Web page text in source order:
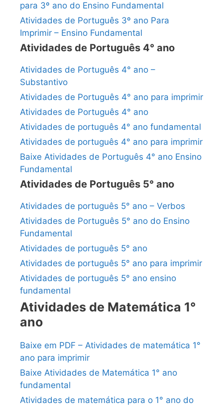
para 3º ano do Ensino Fundamental
Atividades de Português 3º ano Para
Imprimir – Ensino Fundamental
Atividades de Português 4° ano
Atividades de Português 4° ano –
Substantivo
Atividades de Português 4° ano para imprimir
Atividades de Português 4° ano
Atividades de português 4° ano fundamental
Atividades de português 4° ano para imprimir
Baixe Atividades de Português 4° ano Ensino
Fundamental
Atividades de Português 5° ano
Atividades de português 5° ano – Verbos
Atividades de Português 5° ano do Ensino
Fundamental
Atividades de português 5° ano
Atividades de português 5° ano para imprimir
Atividades de português 5° ano ensino
fundamental
Atividades de Matemática 1°
ano
Baixe em PDF – Atividades de matemática 1°
ano para imprimir
Baixe Atividades de Matemática 1° ano
fundamental
Atividades de matemática para o 1° ano do